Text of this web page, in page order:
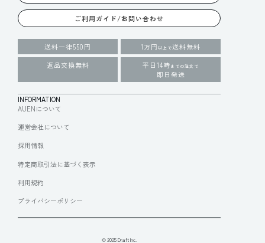
ご利用ガイド/お問い合わせ
送料一律550円 1万円 以上で送料無料
返品交換無料
平日14時 までの注文で
即日発送
INFORMATION
AUENについて
運営会社について
採用情報
特定商取引法に基づく表示
利用規約
プライバシーポリシー
© 2025 Draft Inc.